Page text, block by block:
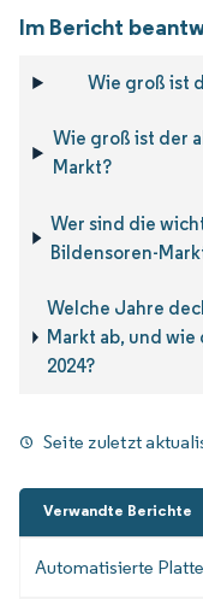
Im Bericht
Wie groß ist
Wie groß ist der
Markt?
Wer sind die
Bildensoren-
Welche Jahre
Markt ab, und
2024?
Seite zuletzt
Verwandte Berichte
Automatisierte